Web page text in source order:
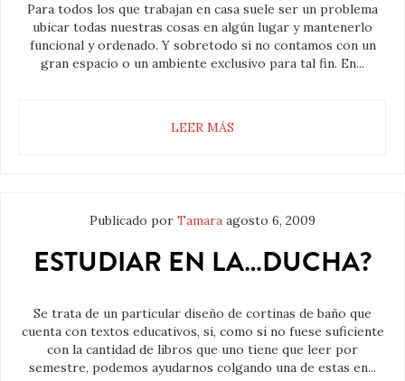
Para todos los que trabajan en casa suele ser un problema
ubicar todas nuestras cosas en algún lugar y mantenerlo
funcional y ordenado. Y sobretodo si no contamos con un
gran espacio o un ambiente exclusivo para tal fin. En...
LEER MÁS
Publicado por Tamara agosto 6, 2009
ESTUDIAR EN LA…DUCHA?
Se trata de un particular diseño de cortinas de baño que
cuenta con textos educativos, si, como si no fuese suficiente
con la cantidad de libros que uno tiene que leer por
semestre, podemos ayudarnos colgando una de estas en...